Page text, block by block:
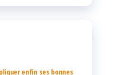
enfin ses bonnes